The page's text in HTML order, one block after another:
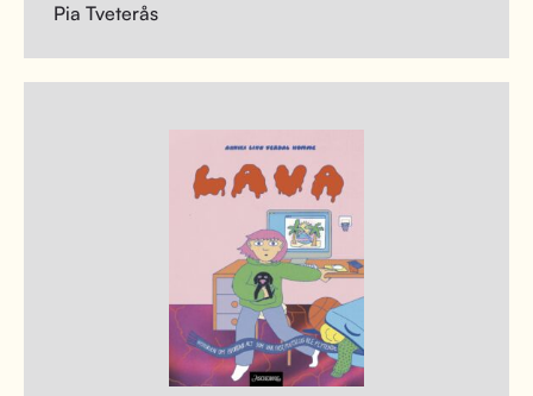
Pia Tveterås